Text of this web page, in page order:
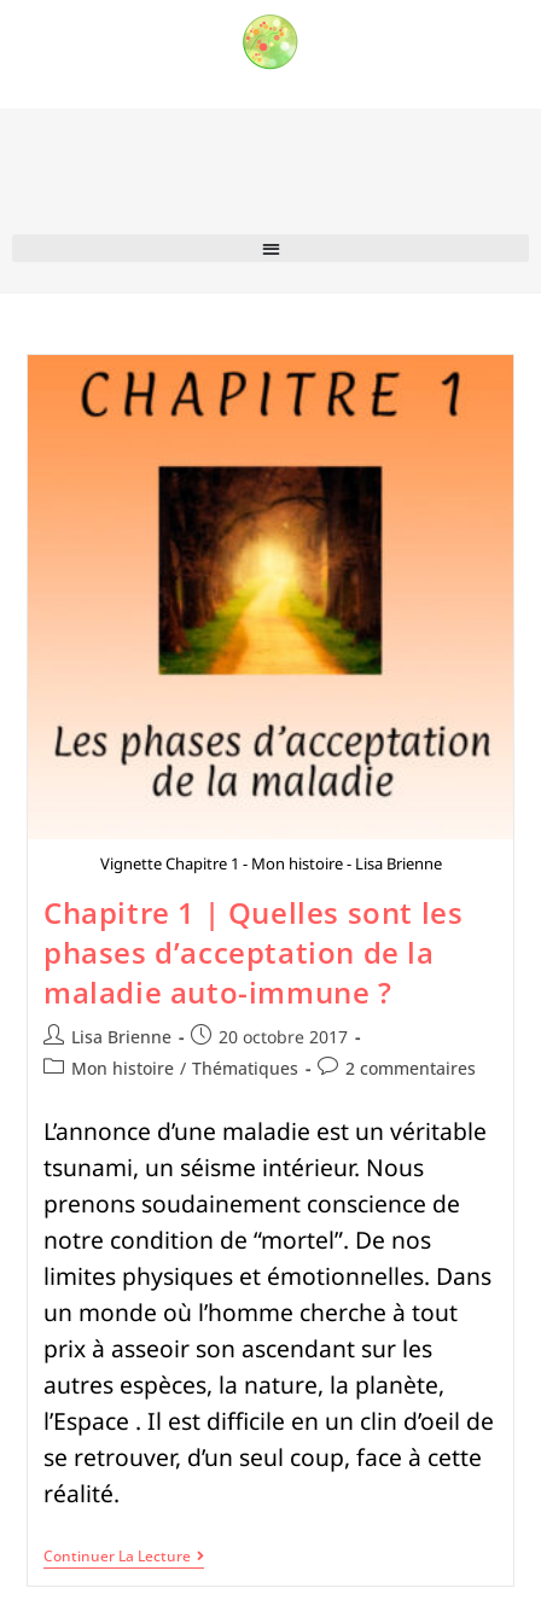
Vignette Chapitre 1 - Mon histoire - Lisa Brienne
Chapitre 1 | Quelles sont les
phases d’acceptation de la
maladie auto-immune ?
Lisa Brienne
20 octobre 2017
Mon histoire / Thématiques 2 commentaires
L’annonce d’une maladie est un véritable
tsunami, un séisme intérieur. Nous
prenons soudainement conscience de
notre condition de “mortel”. De nos
limites physiques et émotionnelles. Dans
un monde où l’homme cherche à tout
prix à asseoir son ascendant sur les
autres espèces, la nature, la planète,
l’Espace . Il est difficile en un clin d’oeil de
se retrouver, d’un seul coup, face à cette
réalité.
Continuer La Lecture